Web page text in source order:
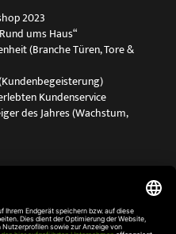
2023
ums Haus“
(Branche Türen, Tore &
Kundenservice
des Jahres (Wachstum,
2022
ums Haus“